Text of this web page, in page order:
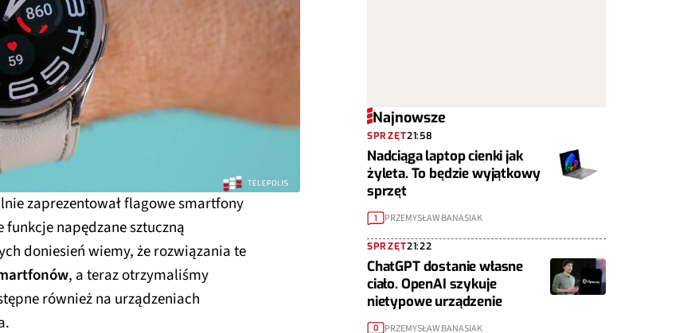
zaprezentował flagowe smartfony
funkcje napędzane sztuczną
doniesień wiemy, że rozwiązania te
, a teraz otrzymaliśmy
również na urządzeniach
Najnowsze
SPRZĘT21:58
Nadciąga laptop cienki jak
żyleta. To będzie wyjątkowy
sprzęt
1 PRZEMYSŁAW BANASIAK
SPRZĘT21:22
ChatGPT dostanie własne
ciało. OpenAI szykuje
nietypowe urządzenie
0 PRZEMYSŁAW BANASIAK